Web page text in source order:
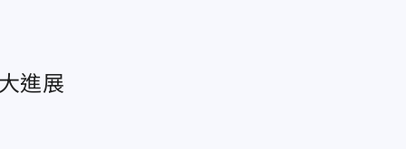
進展